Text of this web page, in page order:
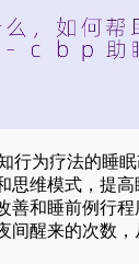
行为疗法的睡
思维模式，提
善和睡前例行
间醒来的次数